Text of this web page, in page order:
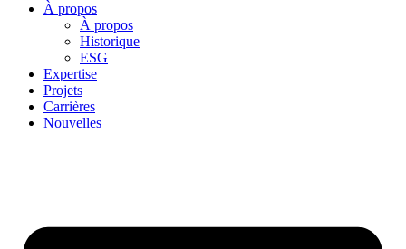
À propos
À propos
Historique
ESG
Expertise
Projets
Carrières
Nouvelles